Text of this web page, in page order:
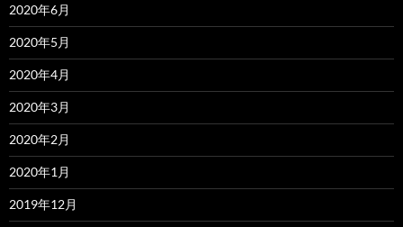
2020年6月
2020年5月
2020年4月
2020年3月
2020年2月
2020年1月
2019年12月